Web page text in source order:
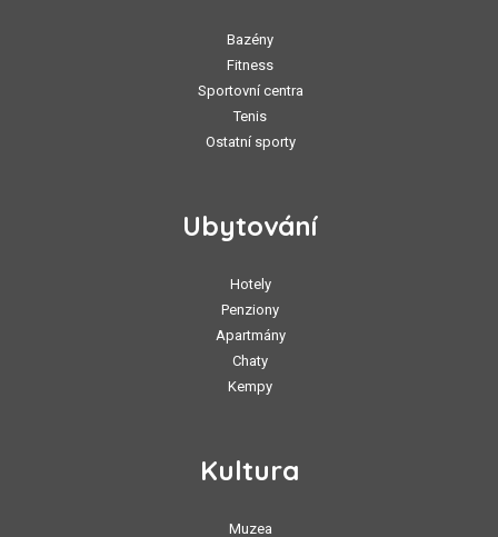
Bazény
Fitness
Sportovní centra
Tenis
Ostatní sporty
Ubytování
Hotely
Penziony
Apartmány
Chaty
Kempy
Kultura
Muzea